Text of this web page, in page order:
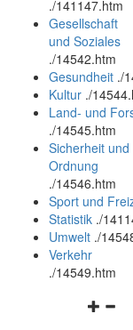
./141147.htm
Gesellschaft
und Soziales
./14542.htm
Gesundheit ./
Kultur ./
Land- und
./14545.htm
Sicherheit und
Ordnung
./14546.htm
Sport und
Statistik ./
Umwelt ./
Verkehr
./14549.htm